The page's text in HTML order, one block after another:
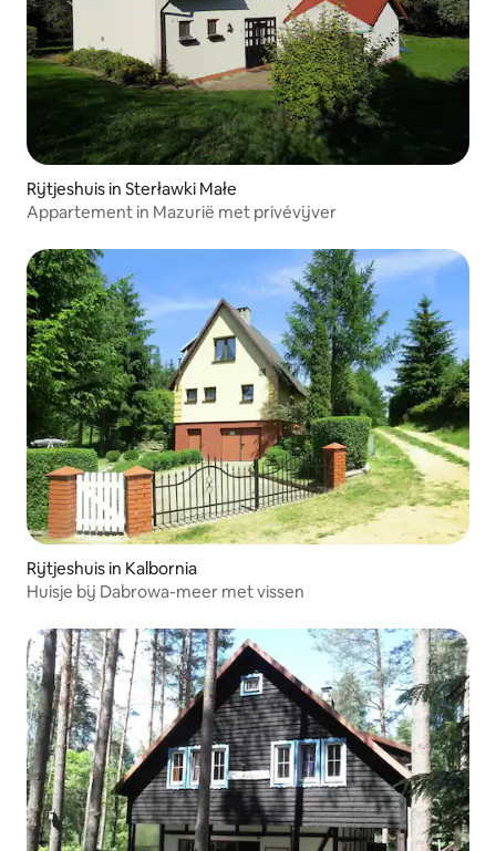
Rijtjeshuis in Sterławki Małe
Appartement in Mazurië met privévijver
Rijtjeshuis in Kalbornia
Huisje bij Dabrowa-meer met vissen